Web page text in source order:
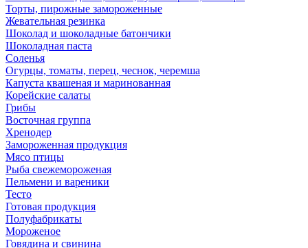
Торты, пирожные замороженные
Жевательная резинка
Шоколад и шоколадные батончики
Шоколадная паста
Соленья
Огурцы, томаты, перец, чеснок, черемша
Капуста квашеная и маринованная
Корейские салаты
Грибы
Восточная группа
Хренодер
Замороженная продукция
Мясо птицы
Рыба свежемороженая
Пельмени и вареники
Тесто
Готовая продукция
Полуфабрикаты
Мороженое
Говядина и свинина